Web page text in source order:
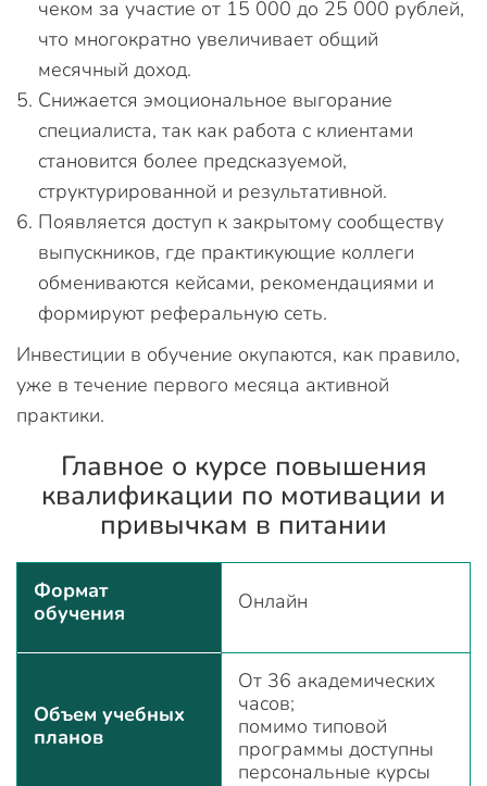
чеком за участие от 15 000 до 25 000 рублей,
что многократно увеличивает общий
месячный доход.
Снижается эмоциональное выгорание
специалиста, так как работа с клиентами
становится более предсказуемой,
структурированной и результативной.
Появляется доступ к закрытому сообществу
выпускников, где практикующие коллеги
обмениваются кейсами, рекомендациями и
формируют реферальную сеть.
Инвестиции в обучение окупаются, как правило,
уже в течение первого месяца активной
практики.
Главное о курсе повышения
квалификации по мотивации и
привычкам в питании
Формат
обучения
Онлайн
Объем учебных
планов
От 36 академических
часов;
помимо типовой
программы доступны
персональные курсы